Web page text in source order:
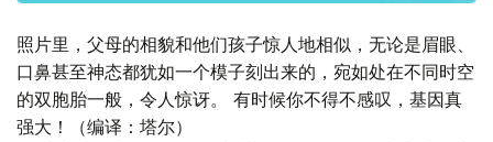
照片里，父母的相貌和他们孩子惊人地相似，无论是眉眼、
口鼻甚至神态都犹如一个模子刻出来的，宛如处在不同时空
的双胞胎一般，令人惊讶。 有时候你不得不感叹，基因真
强大！（编译：塔尔）